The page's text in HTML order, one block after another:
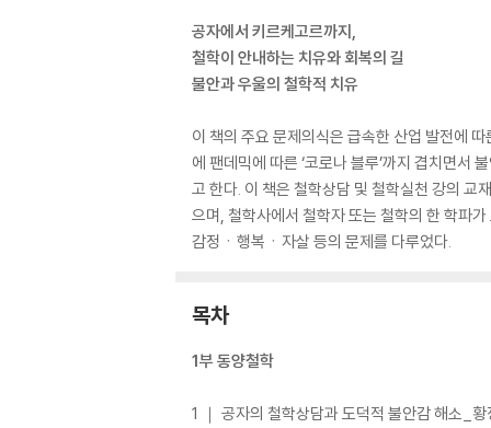
공자에서 키르케고르까지,
철학이 안내하는 치유와 회복의 길
불안과 우울의 철학적 치유
이 책의 주요 문제의식은 급속한 산업 발전에
에 팬데믹에 따른 ‘코로나 블루’까지 겹치면서
고 한다. 이 책은 철학상담 및 철학실천 강의 교
으며, 철학사에서 철학자 또는 철학의 한 학파
감정ㆍ행복ㆍ자살 등의 문제를 다루었다.
목차
1부 동양철학
1 ｜ 공자의 철학상담과 도덕적 불안감 해소_황